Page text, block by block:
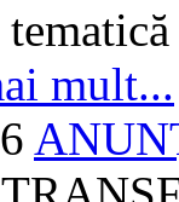
mult...